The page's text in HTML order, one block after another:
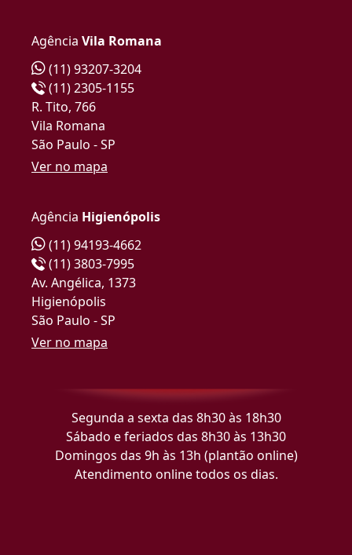
Agência Vila Romana
(11) 93207-3204
(11) 2305-1155
R. Tito, 766
Vila Romana
São Paulo - SP
Ver no mapa
Agência Higienópolis
(11) 94193-4662
(11) 3803-7995
Av. Angélica, 1373
Higienópolis
São Paulo - SP
Ver no mapa
Segunda a sexta das 8h30 às 18h30
Sábado e feriados das 8h30 às 13h30
Domingos das 9h às 13h (plantão online)
Atendimento online todos os dias.